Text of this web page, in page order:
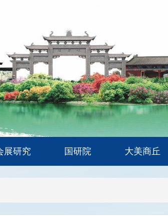
展研究 国研院 大美商丘